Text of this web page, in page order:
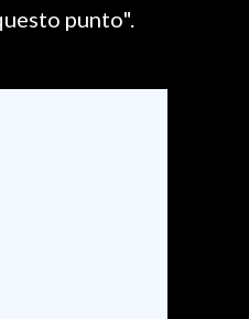
punto".